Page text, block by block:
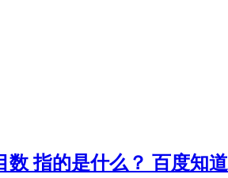
数 指的是什么？ 百度知道